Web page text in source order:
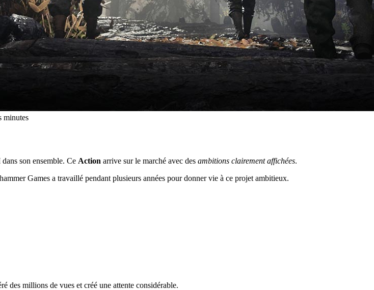
minutes
son ensemble. Ce Action arrive sur le marché avec des ambitions clairement affichées.
Games a travaillé pendant plusieurs années pour donner vie à ce projet ambitieux.
des millions de vues et créé une attente considérable.